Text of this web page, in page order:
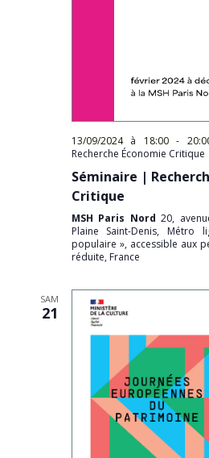
13/09/2024 à 18:00-
Recherche Économie Critique
Séminaire |
Critique
MSH Paris Nord20,
Plaine Saint-Denis,
populaire », accessible aux
réduite, France
SAM
21